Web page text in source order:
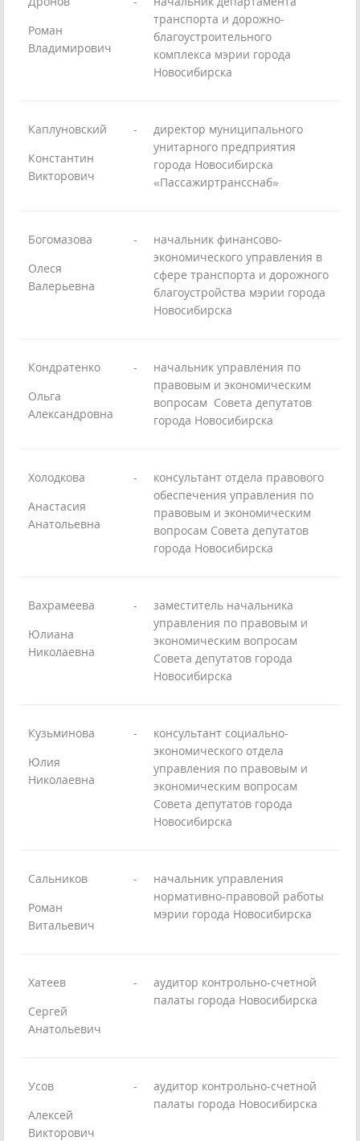
Роман
Владимирович
транспорта и дорожно-
благоустроительного
комплекса мэрии города
Новосибирска
Каплуновский
Константин
Викторович
-
директор муниципального
унитарного предприятия
города Новосибирска
«Пассажиртрансснаб»
Богомазова
Олеся
Валерьевна
-
начальник финансово-
экономического управления в
сфере транспорта и дорожного
благоустройства мэрии города
Новосибирска
Кондратенко
Ольга
Александровна
-
начальник управления по
правовым и экономическим
вопросам Совета депутатов
города Новосибирска
Холодкова
Анастасия
Анатольевна
-
консультант отдела правового
обеспечения управления по
правовым и экономическим
вопросам Совета депутатов
города Новосибирска
Вахрамеева
Юлиана
Николаевна
-
заместитель начальника
управления по правовым и
экономическим вопросам
Совета депутатов города
Новосибирска
Кузьминова
Юлия
Николаевна
-
консультант социально-
экономического отдела
управления по правовым и
экономическим вопросам
Совета депутатов города
Новосибирска
Сальников
Роман
Витальевич
-
начальник управления
нормативно-правовой работы
мэрии города Новосибирска
Хатеев
Сергей
Анатольевич
-
аудитор контрольно-счетной
палаты города Новосибирска
Усов
Алексей
Викторович
-
аудитор контрольно-счетной
палаты города Новосибирска